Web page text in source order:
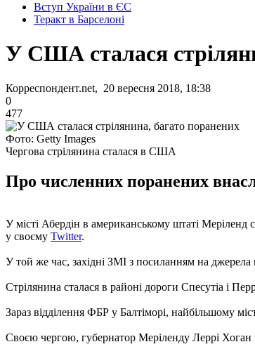
Вступ України в ЄС
Теракт в Барселоні
У США сталася
Корреспондент.net, 20 вересня 2018, 18:38
0
477
Фото: Getty Images
Чергова стрілянина сталася в США
Про численних поранених
У місті Абердін в американському штаті
у своєму Twitter.
У той же час, західні ЗМІ з посиланням на
Стрілянина сталася в районі дороги Спесутіа і
Зараз відділення ФБР у Балтіморі, найбільшому
Своєю чергою, губернатор Меріленду Леррі Хоган